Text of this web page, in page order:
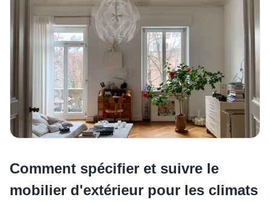
Comment spécifier et suivre le
mobilier d'extérieur pour les climats